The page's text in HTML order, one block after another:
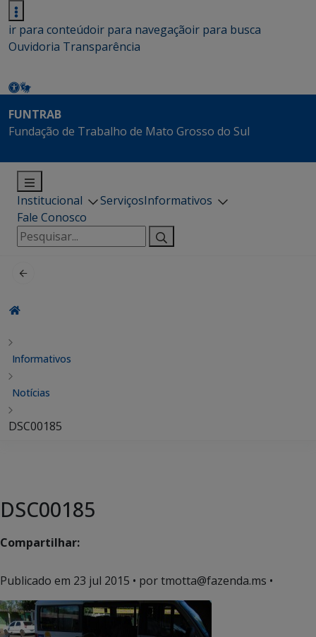
ir para conteúdoir para navegaçãoir para busca
Ouvidoria Transparência
FUNTRAB
Fundação de Trabalho de Mato Grosso do Sul
Institucional ServiçosInformativos
Fale Conosco
Pesquisar
por:
Informativos
Notícias
DSC00185
DSC00185
Compartilhar:
Publicado em 23 jul 2015 • por tmotta@fazenda.ms •